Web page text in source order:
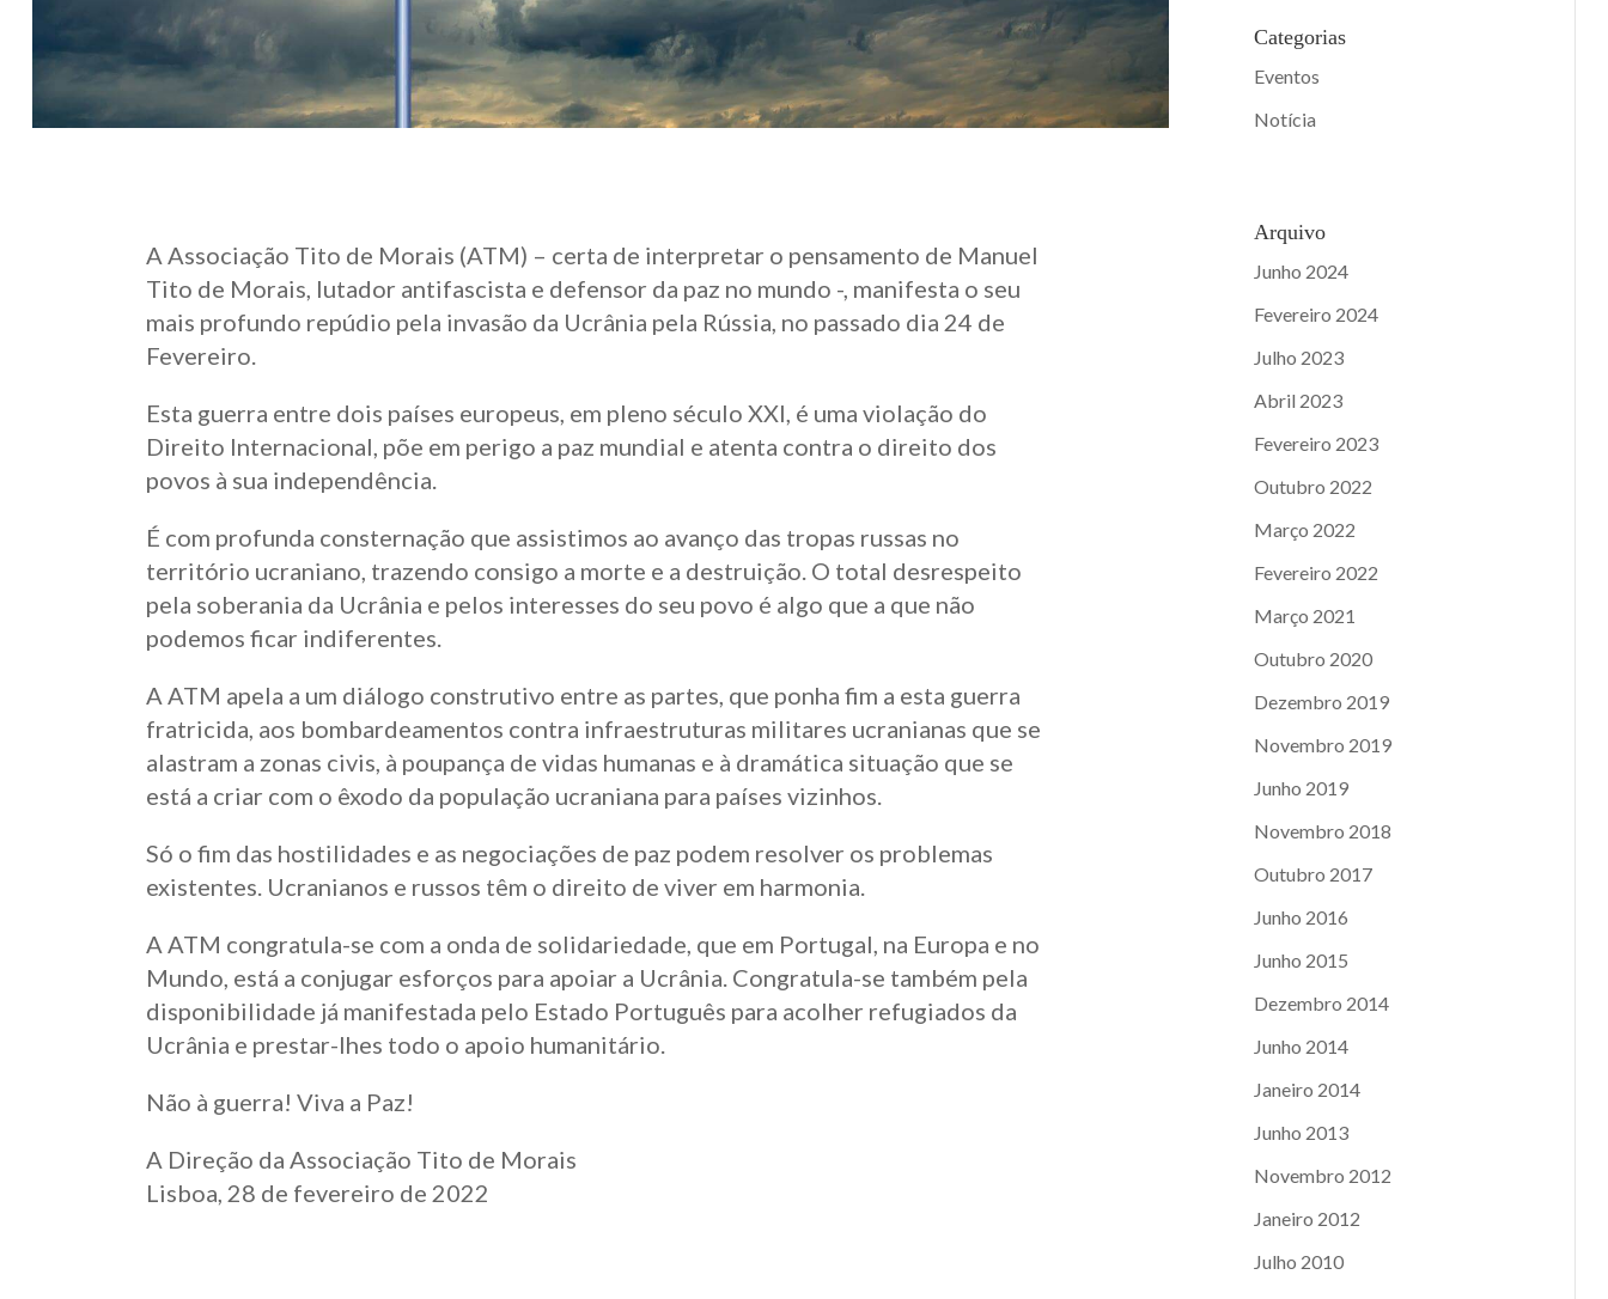
A Associação Tito de Morais (ATM) – certa de interpretar o pensamento de Manuel
Tito de Morais, lutador antifascista e defensor da paz no mundo -, manifesta o seu
mais profundo repúdio pela invasão da Ucrânia pela Rússia, no passado dia 24 de
Fevereiro.
Esta guerra entre dois países europeus, em pleno século XXI, é uma violação do
Direito Internacional, põe em perigo a paz mundial e atenta contra o direito dos
povos à sua independência.
É com profunda consternação que assistimos ao avanço das tropas russas no
território ucraniano, trazendo consigo a morte e a destruição. O total desrespeito
pela soberania da Ucrânia e pelos interesses do seu povo é algo que a que não
podemos ficar indiferentes.
A ATM apela a um diálogo construtivo entre as partes, que ponha fim a esta guerra
fratricida, aos bombardeamentos contra infraestruturas militares ucranianas que se
alastram a zonas civis, à poupança de vidas humanas e à dramática situação que se
está a criar com o êxodo da população ucraniana para países vizinhos.
Só o fim das hostilidades e as negociações de paz podem resolver os problemas
existentes. Ucranianos e russos têm o direito de viver em harmonia.
A ATM congratula-se com a onda de solidariedade, que em Portugal, na Europa e no
Mundo, está a conjugar esforços para apoiar a Ucrânia. Congratula-se também pela
disponibilidade já manifestada pelo Estado Português para acolher refugiados da
Ucrânia e prestar-lhes todo o apoio humanitário.
Não à guerra! Viva a Paz!
A Direção da Associação Tito de Morais
Lisboa, 28 de fevereiro de 2022
Categorias
Eventos
Notícia
Arquivo
Junho 2024
Fevereiro 2024
Julho 2023
Abril 2023
Fevereiro 2023
Outubro 2022
Março 2022
Fevereiro 2022
Março 2021
Outubro 2020
Dezembro 2019
Novembro 2019
Junho 2019
Novembro 2018
Outubro 2017
Junho 2016
Junho 2015
Dezembro 2014
Junho 2014
Janeiro 2014
Junho 2013
Novembro 2012
Janeiro 2012
Julho 2010